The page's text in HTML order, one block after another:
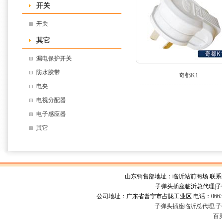
开关
开关
其它
漏电保护开关
防水胶带
电夹
电视分配器
电子感应器
其它
奇都K1
山东销售部地址：临沂站前商场 联系
子弹头插座临沂总代理|
公司地址：广东省普宁市占陇工业区 电话：
子弹头插座临沂总代理,
百